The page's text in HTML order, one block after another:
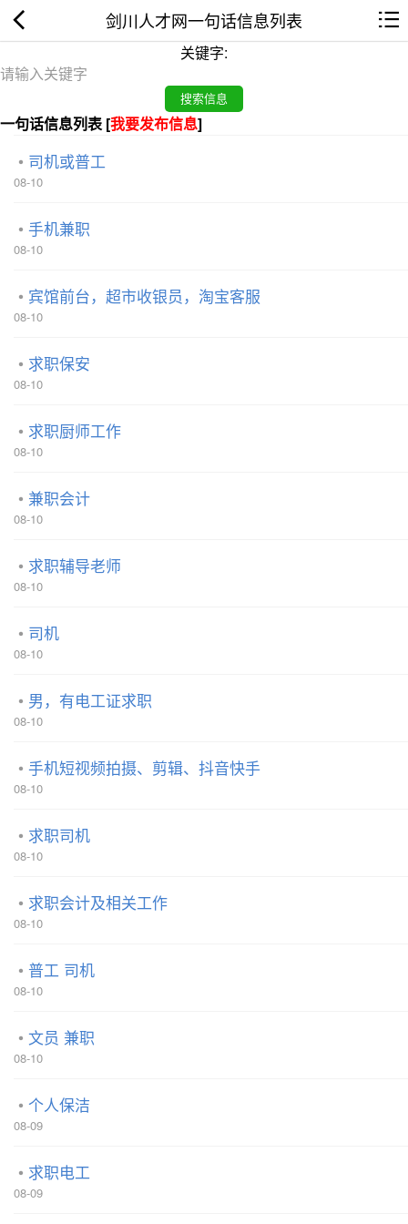
剑川人才网一句话信息列表
关键字:
一句话信息列表 [我要发布信息]
司机或普工
08-10
手机兼职
08-10
宾馆前台，超市收银员，淘宝客服
08-10
求职保安
08-10
求职厨师工作
08-10
兼职会计
08-10
求职辅导老师
08-10
司机
08-10
男，有电工证求职
08-10
手机短视频拍摄、剪辑、抖音快手
08-10
求职司机
08-10
求职会计及相关工作
08-10
普工 司机
08-10
文员 兼职
08-10
个人保洁
08-09
求职电工
08-09